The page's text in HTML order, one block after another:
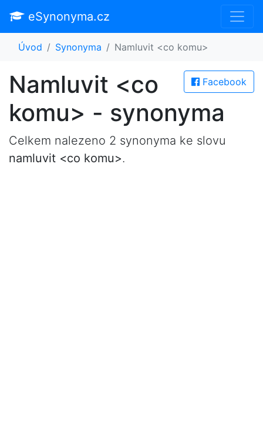
eSynonyma.cz
Úvod Synonyma Namluvit <co komu>
Facebook
Namluvit <co
komu> - synonyma
Celkem nalezeno 2 synonyma ke slovu
namluvit <co komu>.